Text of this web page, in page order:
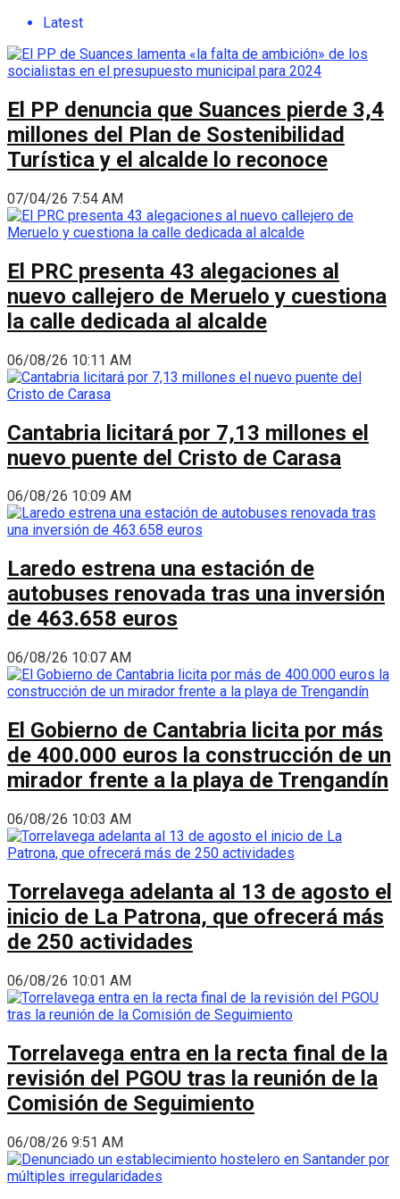
Latest
El PP denuncia que Suances pierde 3,4
millones del Plan de Sostenibilidad
Turística y el alcalde lo reconoce
07/04/26 7:54 AM
El PRC presenta 43 alegaciones al
nuevo callejero de Meruelo y cuestiona
la calle dedicada al alcalde
06/08/26 10:11 AM
Cantabria licitará por 7,13 millones el
nuevo puente del Cristo de Carasa
06/08/26 10:09 AM
Laredo estrena una estación de
autobuses renovada tras una inversión
de 463.658 euros
06/08/26 10:07 AM
El Gobierno de Cantabria licita por más
de 400.000 euros la construcción de un
mirador frente a la playa de Trengandín
06/08/26 10:03 AM
Torrelavega adelanta al 13 de agosto el
inicio de La Patrona, que ofrecerá más
de 250 actividades
06/08/26 10:01 AM
Torrelavega entra en la recta final de la
revisión del PGOU tras la reunión de la
Comisión de Seguimiento
06/08/26 9:51 AM